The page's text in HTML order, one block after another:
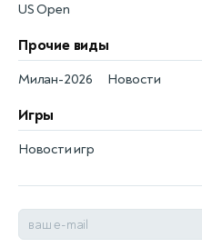
US Open
Прочие виды
Новости
Милан-2026
Игры
Новости игр